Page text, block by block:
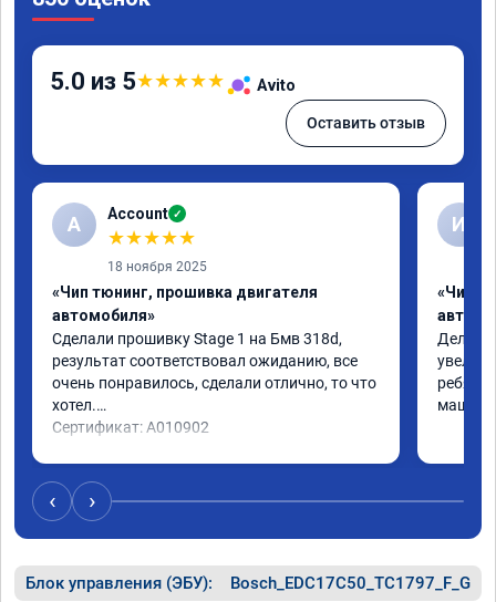
5.0 из 5★★★★★ Avito
Оставить отзыв
A Account ✓
★★★★★
18 ноября 2025
«Чип тюнинг, прошивка двигателя
автомобиля»
Сделали прошивку Stage 1 на Бмв 318d,
результат соответствовал ожиданию, все
очень понравилось, сделали отлично, то что
хотел.
Сертификат: A010902
И
«Чип
Делали
ребята
машина
‹ ›
Блок управления (ЭБУ): Bosch_EDC17C50_TC1797_F_G